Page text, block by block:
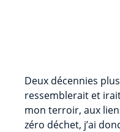
Deux décennies
ressemblerait et
mon terroir, aux
zéro déchet, j’ai